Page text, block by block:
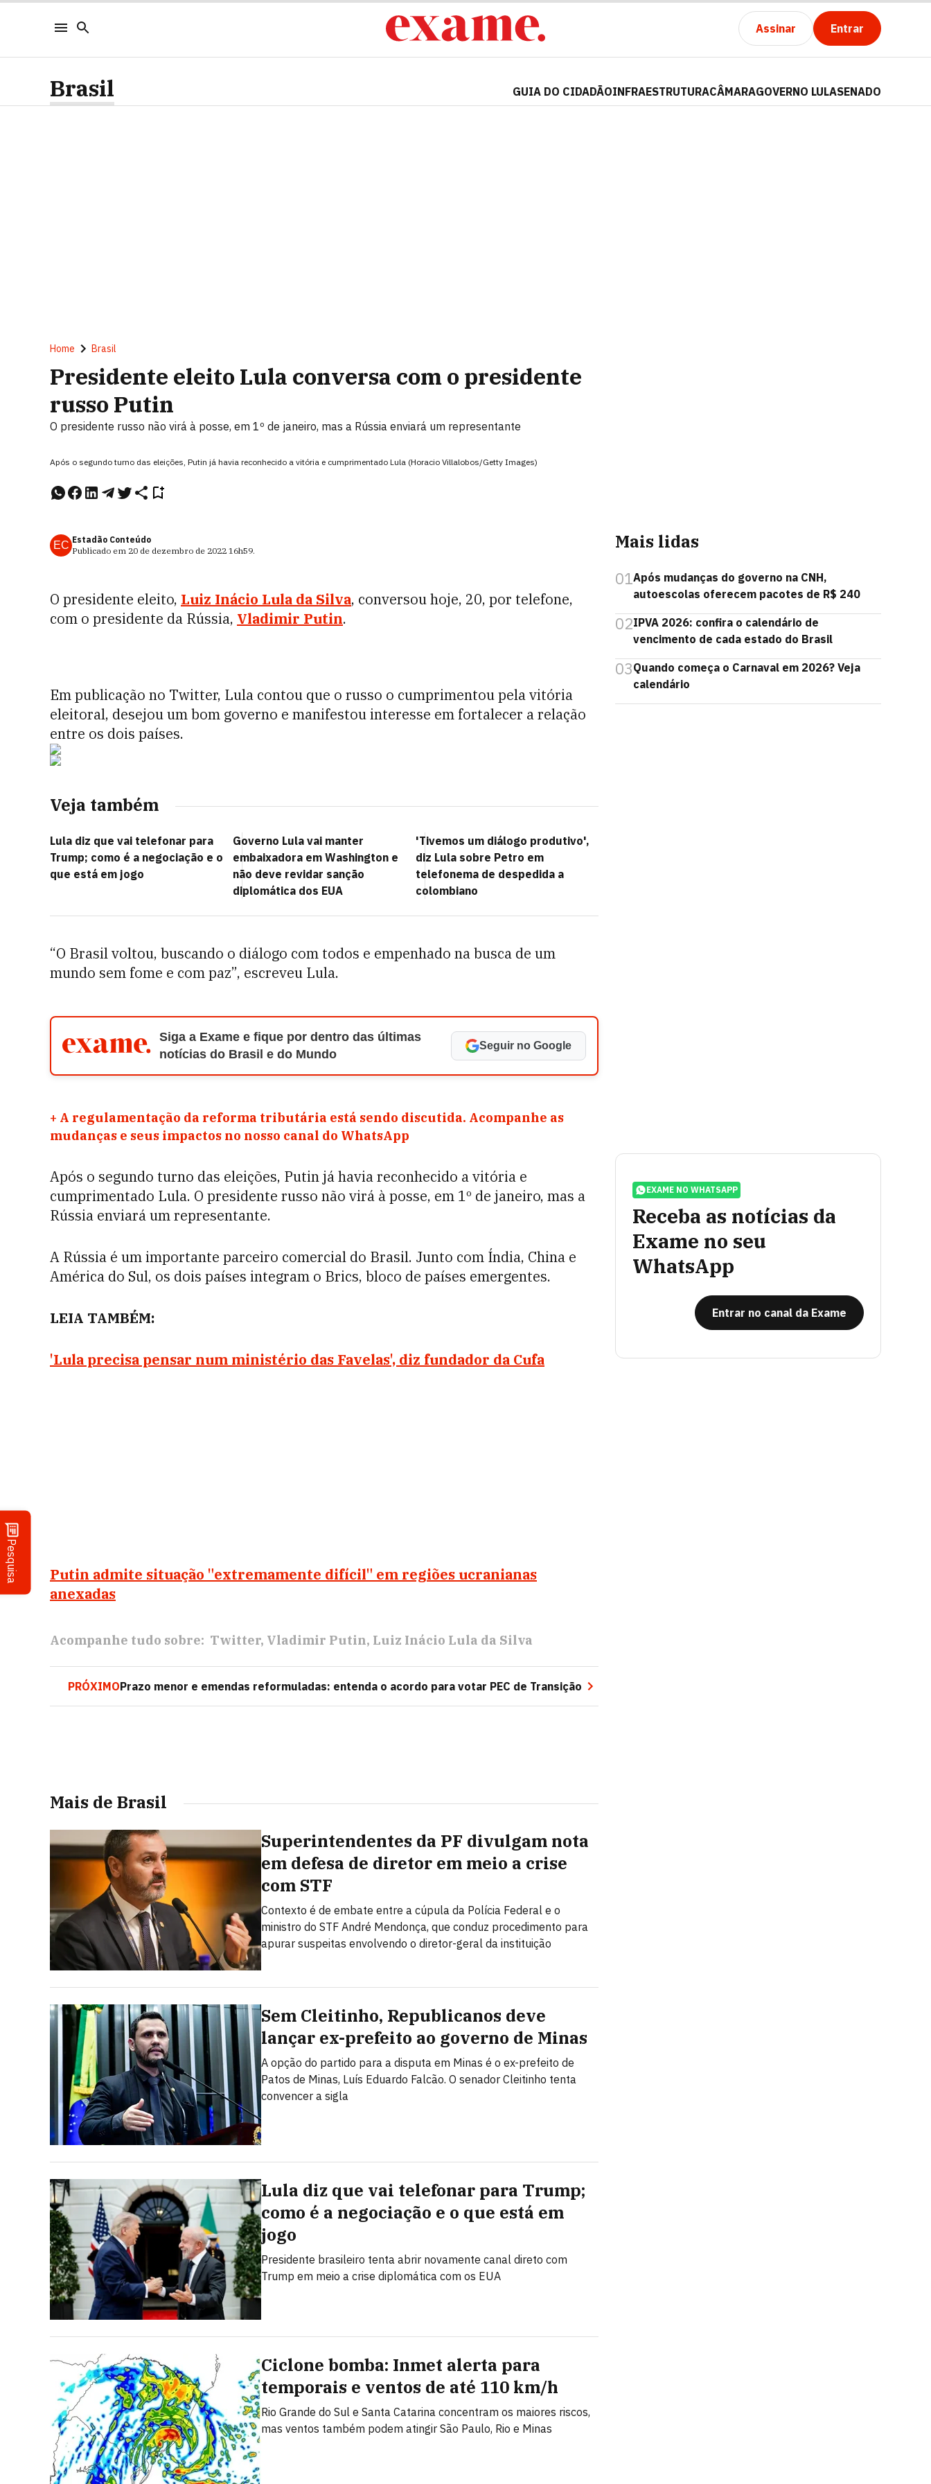
Assinar Entrar
Pesquisa
Brasil GUIA DO CIDADÃOINFRAESTRUTURACÂMARAGOVERNO LULASENADO
Home Brasil
Presidente eleito Lula conversa com o presidente
russo Putin
O presidente russo não virá à posse, em 1º de janeiro, mas a Rússia enviará um representante
Após o segundo turno das eleições, Putin já havia reconhecido a vitória e cumprimentado Lula (Horacio Villalobos/Getty Images)
EC Estadão Conteúdo
Publicado em 20 de dezembro de 2022 16h59.
O presidente eleito, Luiz Inácio Lula da Silva, conversou hoje, 20, por telefone,
com o presidente da Rússia, Vladimir Putin.
Em publicação no Twitter, Lula contou que o russo o cumprimentou pela vitória
eleitoral, desejou um bom governo e manifestou interesse em fortalecer a relação
entre os dois países.
Veja também
Lula diz que vai telefonar para
Trump; como é a negociação e o
que está em jogo
Governo Lula vai manter
embaixadora em Washington e
não deve revidar sanção
diplomática dos EUA
'Tivemos um diálogo produtivo',
diz Lula sobre Petro em
telefonema de despedida a
colombiano
“O Brasil voltou, buscando o diálogo com todos e empenhado na busca de um
mundo sem fome e com paz”, escreveu Lula.
Siga a Exame e fique por dentro das últimas
notícias do Brasil e do Mundo
Seguir no Google
+ A regulamentação da reforma tributária está sendo discutida. Acompanhe as
mudanças e seus impactos no nosso canal do WhatsApp
Após o segundo turno das eleições, Putin já havia reconhecido a vitória e
cumprimentado Lula. O presidente russo não virá à posse, em 1º de janeiro, mas a
Rússia enviará um representante.
A Rússia é um importante parceiro comercial do Brasil. Junto com Índia, China e
América do Sul, os dois países integram o Brics, bloco de países emergentes.
LEIA TAMBÉM:
'Lula precisa pensar num ministério das Favelas', diz fundador da Cufa
Putin admite situação "extremamente difícil" em regiões ucranianas
anexadas
Acompanhe tudo sobre: Twitter Vladimir Putin Luiz Inácio Lula da Silva
PRÓXIMOPrazo menor e emendas reformuladas: entenda o acordo para votar PEC de Transição
Mais de Brasil
Superintendentes da PF divulgam nota
em defesa de diretor em meio a crise
com STF
Contexto é de embate entre a cúpula da Polícia Federal e o
ministro do STF André Mendonça, que conduz procedimento para
apurar suspeitas envolvendo o diretor-geral da instituição
Sem Cleitinho, Republicanos deve
lançar ex-prefeito ao governo de Minas
A opção do partido para a disputa em Minas é o ex-prefeito de
Patos de Minas, Luís Eduardo Falcão. O senador Cleitinho tenta
convencer a sigla
Lula diz que vai telefonar para Trump;
como é a negociação e o que está em
jogo
Presidente brasileiro tenta abrir novamente canal direto com
Trump em meio a crise diplomática com os EUA
Ciclone bomba: Inmet alerta para
temporais e ventos de até 110 km/h
Rio Grande do Sul e Santa Catarina concentram os maiores riscos,
mas ventos também podem atingir São Paulo, Rio e Minas
Mais lidas
01Após mudanças do governo na CNH,
autoescolas oferecem pacotes de R$ 240
02IPVA 2026: confira o calendário de
vencimento de cada estado do Brasil
03Quando começa o Carnaval em 2026? Veja
calendário
EXAME NO WHATSAPP
Receba as notícias da
Exame no seu
WhatsApp
Entrar no canal da Exame